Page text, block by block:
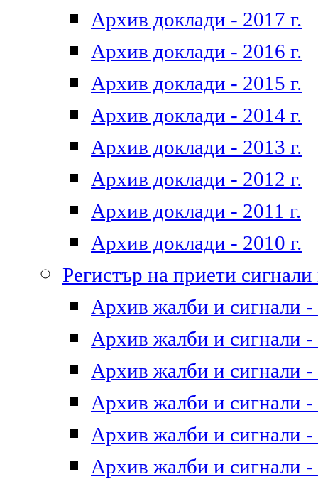
Архив доклади - 2017 г.
Архив доклади - 2016 г.
Архив доклади - 2015 г.
Архив доклади - 2014 г.
Архив доклади - 2013 г.
Архив доклади - 2012 г.
Архив доклади - 2011 г.
Архив доклади - 2010 г.
Регистър на приети
Архив жалби и сигнали -
Архив жалби и сигнали -
Архив жалби и сигнали -
Архив жалби и сигнали -
Архив жалби и сигнали -
Архив жалби и сигнали -